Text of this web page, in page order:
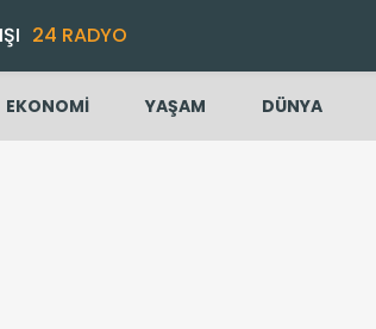
24 RADYO
EKONOMİ YAŞAM DÜNYA